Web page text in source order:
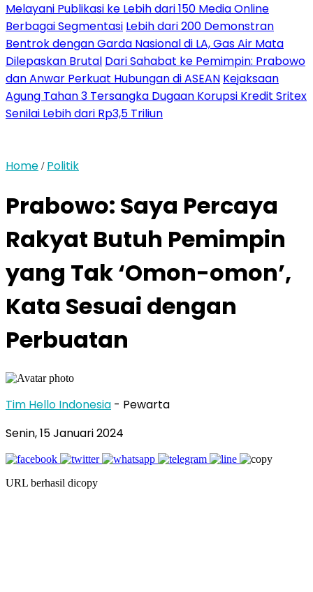
Melayani Publikasi ke Lebih dari 150 Media Online
Berbagai Segmentasi Lebih dari 200 Demonstran
Bentrok dengan Garda Nasional di LA, Gas Air Mata
Dilepaskan Brutal Dari Sahabat ke Pemimpin: Prabowo
dan Anwar Perkuat Hubungan di ASEAN Kejaksaan
Agung Tahan 3 Tersangka Dugaan Korupsi Kredit Sritex
Senilai Lebih dari Rp3,5 Triliun
Home / Politik
Prabowo: Saya Percaya
Rakyat Butuh Pemimpin
yang Tak ‘Omon-omon’,
Kata Sesuai dengan
Perbuatan
Tim Hello Indonesia - Pewarta
Senin, 15 Januari 2024
URL berhasil dicopy